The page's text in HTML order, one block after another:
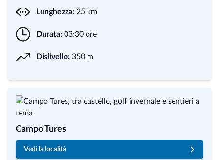
Lunghezza: 25 km
Durata: 03:30 ore
Dislivello: 350 m
Campo Tures
Vedi la località